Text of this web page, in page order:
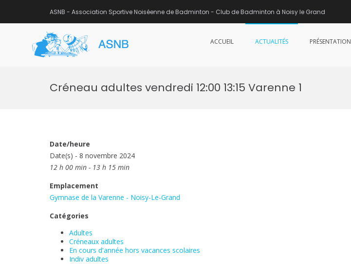
ASNB - Association Sportive Noiséenne de Badminton - Club de Badminton à Noisy le Grand
ACCUEIL ACTUALITÉS PRÉSENTATION
Créneau adultes vendredi 12:00 13:15 Varenne 1
Date/heure
Date(s) - 8 novembre 2024
12 h 00 min - 13 h 15 min
Emplacement
Gymnase de la Varenne - Noisy-Le-Grand
Catégories
Adultes
Créneaux adultes
En cours d'année hors vacances scolaires
Indiv adultes